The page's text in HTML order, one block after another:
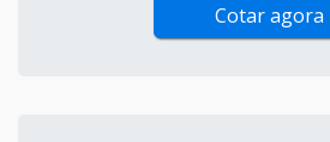
Cotar agora